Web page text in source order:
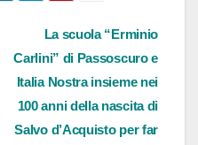
La scuola “Erminio
Carlini” di Passoscuro e
Italia Nostra insieme nei
100 anni della nascita di
Salvo d’Acquisto per far